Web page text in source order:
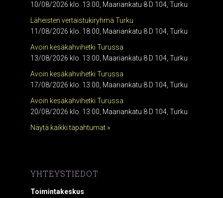
10/08/2026 klo. 13:00, Maariankatu 8 D 104, Turku
Läheisten vertaistukiryhmä Turku
11/08/2026 klo. 18:00, Maariankatu 8 D 104, Turku
Avoin kesäkahvihetki Turussa
13/08/2026 klo. 13:00, Maariankatu 8 D 104, Turku
Avoin kesäkahvihetki Turussa
17/08/2026 klo. 13:00, Maariankatu 8 D 104, Turku
Avoin kesäkahvihetki Turussa
20/08/2026 klo. 13:00, Maariankatu 8 D 104, Turku
Näytä kaikki tapahtumat »
YHTEYSTIEDOT
Toimintakeskus